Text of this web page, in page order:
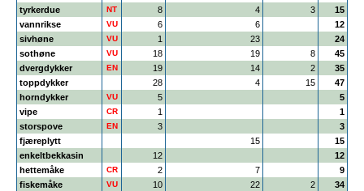
tyrkerdue
NT 8 4 3
15
vannrikse
VU 6 6
12
sivhøne
VU 1 23
24
sothøne
VU 18 19 8
45
dvergdykker
EN 19 14 2
35
toppdykker
28 4 15
47
horndykker
VU 5
5
vipe
CR 1
1
storspove
EN 3
3
fjæreplytt
15
15
enkeltbekkasin
12
12
hettemåke
CR 2 7
9
fiskemåke
VU 10 22 2
34